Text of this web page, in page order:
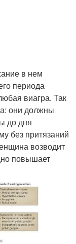
в нем
периода
виагра. Так
они должны
до дня
без притязаний
возводит
повышает